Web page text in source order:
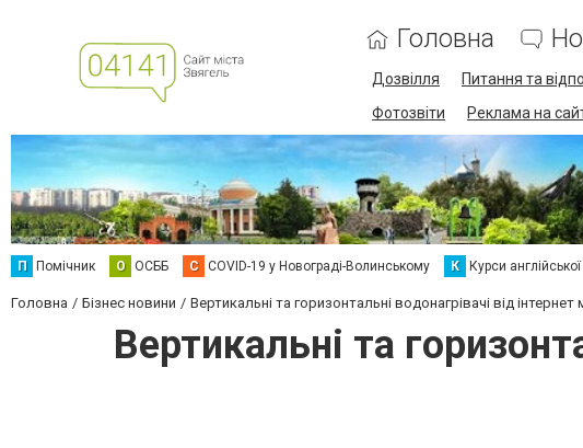
Головна
Дозвілля Питання та
Фотозвіти
Реклама на
П Помічник О ОСББ C COVID-19 у Новограді-Волинському К Курси
Головна Бізнес новини Вертикальні та горизонтальні водонагрівачі від
Вертикальні та